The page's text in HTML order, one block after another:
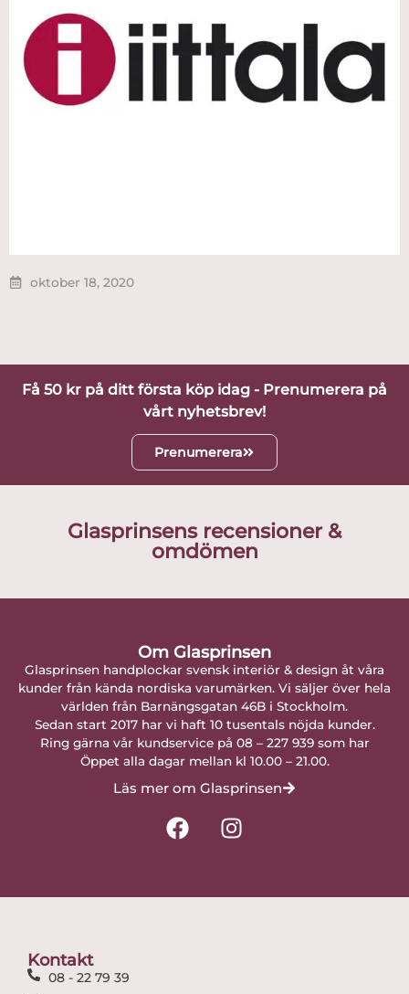
oktober 18, 2020
Få 50 kr på ditt första köp idag - Prenumerera på
vårt nyhetsbrev!
Prenumerera
Glasprinsens recensioner &
omdömen
Om Glasprinsen
Glasprinsen handplockar svensk interiör & design åt våra
kunder från kända nordiska varumärken. Vi säljer över hela
världen från Barnängsgatan 46B i Stockholm.
Sedan start 2017 har vi haft 10 tusentals nöjda kunder.
Ring gärna vår kundservice på 08 – 227 939 som har
Öppet alla dagar mellan kl 10.00 – 21.00.
Läs mer om Glasprinsen
F
a
I
n
Kontakt
08 - 22 79 39